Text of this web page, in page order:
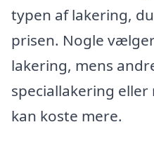
typen af lakering,
prisen. Nogle
lakering, mens
speciallakering
kan koste mere.